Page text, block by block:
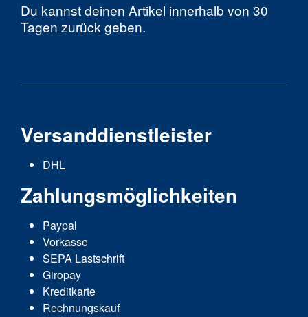
Du kannst deinen Artikel innerhalb von 30
Tagen zurück geben.
Versanddienstleister
DHL
Zahlungsmöglichkeiten
Paypal
Vorkasse
SEPA Lastschrift
Giropay
Kreditkarte
Rechnungskauf